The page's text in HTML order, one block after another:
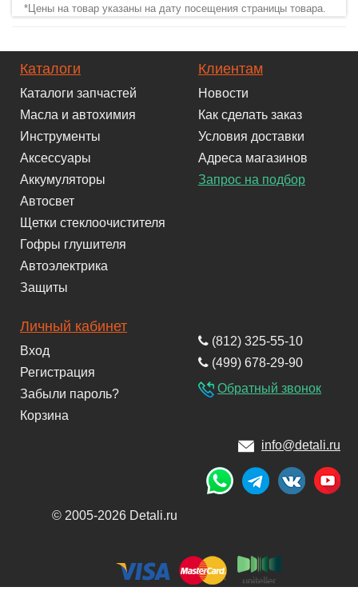
*Цены на товар указаны на дату посещения страницы товара.
Каталоги
Каталоги запчастей
Масла и автохимия
Инструменты
Аксессуары
Аккумуляторы
Автосвет
Щетки стеклоочистителя
Гофры глушителя
Автоэлектрика
Защиты
Клиентам
Новости
Как сделать заказ
Условия доставки
Адреса магазинов
Запрос на подбор
Личный кабинет
Вход
Регистрация
Забыли пароль?
Корзина
(812) 325-55-10
(499) 678-29-90
Обратный звонок
info@detali.ru
© 2005-2026 Detali.ru